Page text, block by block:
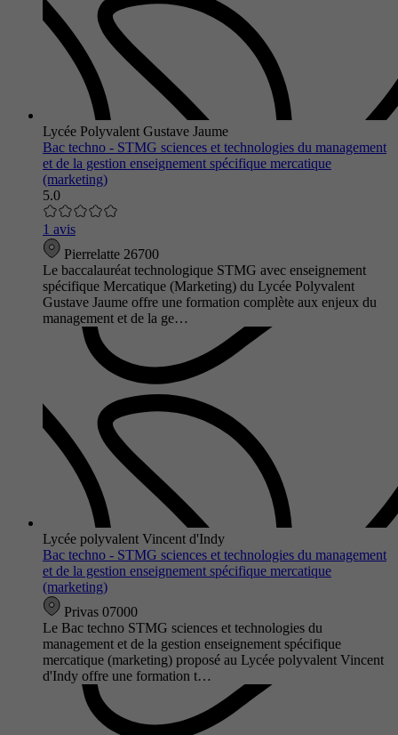
Lycée Polyvalent Gustave Jaume
Bac techno - STMG sciences et technologies du management
et de la gestion enseignement spécifique mercatique
(marketing)
5.0
1 avis
Pierrelatte 26700
Le baccalauréat technologique STMG avec enseignement
spécifique Mercatique (Marketing) du Lycée Polyvalent
Gustave Jaume offre une formation complète aux enjeux du
management et de la ge…
Lycée polyvalent Vincent d'Indy
Bac techno - STMG sciences et technologies du management
et de la gestion enseignement spécifique mercatique
(marketing)
Privas 07000
Le Bac techno STMG sciences et technologies du
management et de la gestion enseignement spécifique
mercatique (marketing) proposé au Lycée polyvalent Vincent
d'Indy offre une formation t…